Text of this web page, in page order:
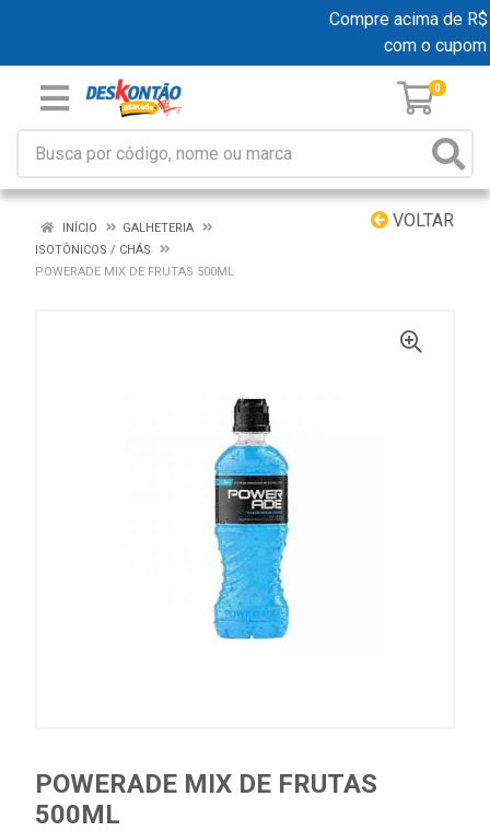
Compre acima de
com o cupom
0
VOLTAR
INÍCIO
GALHETERIA
ISOTÔNICOS / CHÁS
POWERADE MIX DE FRUTAS 500ML
POWERADE MIX DE FRUTAS
500ML